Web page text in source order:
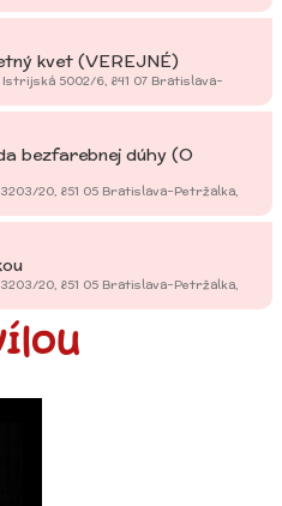
kvet (VEREJNÉ)
5002/6, 841 07 Bratislava-
bezfarebnej dúhy (O
20, 851 05 Bratislava-Petržalka,
20, 851 05 Bratislava-Petržalka,